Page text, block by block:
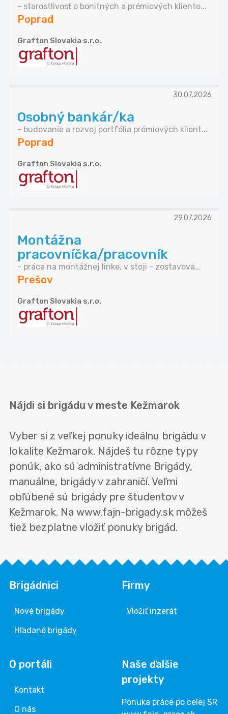
- starostlivosť o bonitných a prémiových kliento...
Poprad
Grafton Slovakia s.r.o.
30.07.2026
Osobný bankár/ka
- budovanie a rozvoj portfólia prémiových klient...
Poprad
Grafton Slovakia s.r.o.
29.07.2026
Montážna
pracovníčka/pracovník
- práca na montážnej linke, v stoji - zostavova...
Prešov
Grafton Slovakia s.r.o.
Nájdi si brigádu v meste Kežmarok
Vyber si z veľkej ponuky ideálnu brigádu v
lokalite Kežmarok. Nájdeš tu rôzne typy
ponúk, ako sú administratívne Brigády,
manuálne, brigády v zahraničí. Veľmi
obľúbené sú brigády pre študentov v
Kežmarok. Na www.fajn-brigady.sk môžeš
tiež bezplatne vložiť ponuky brigád.
Brigádnici
Nové brigády
Hľadané brigády
Firmy
Vložiť inzerát
O portáli
Kontakt
O nás
Naše ďalšie
projekty
Ponuka práce po celej SR